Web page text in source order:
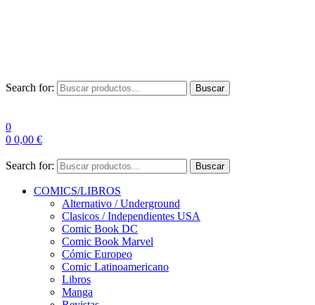
Search for: Buscar
0
0 0,00 €
Search for: Buscar
COMICS/LIBROS
Alternativo / Underground
Clasicos / Independientes USA
Comic Book DC
Comic Book Marvel
Cómic Europeo
Comic Latinoamericano
Libros
Manga